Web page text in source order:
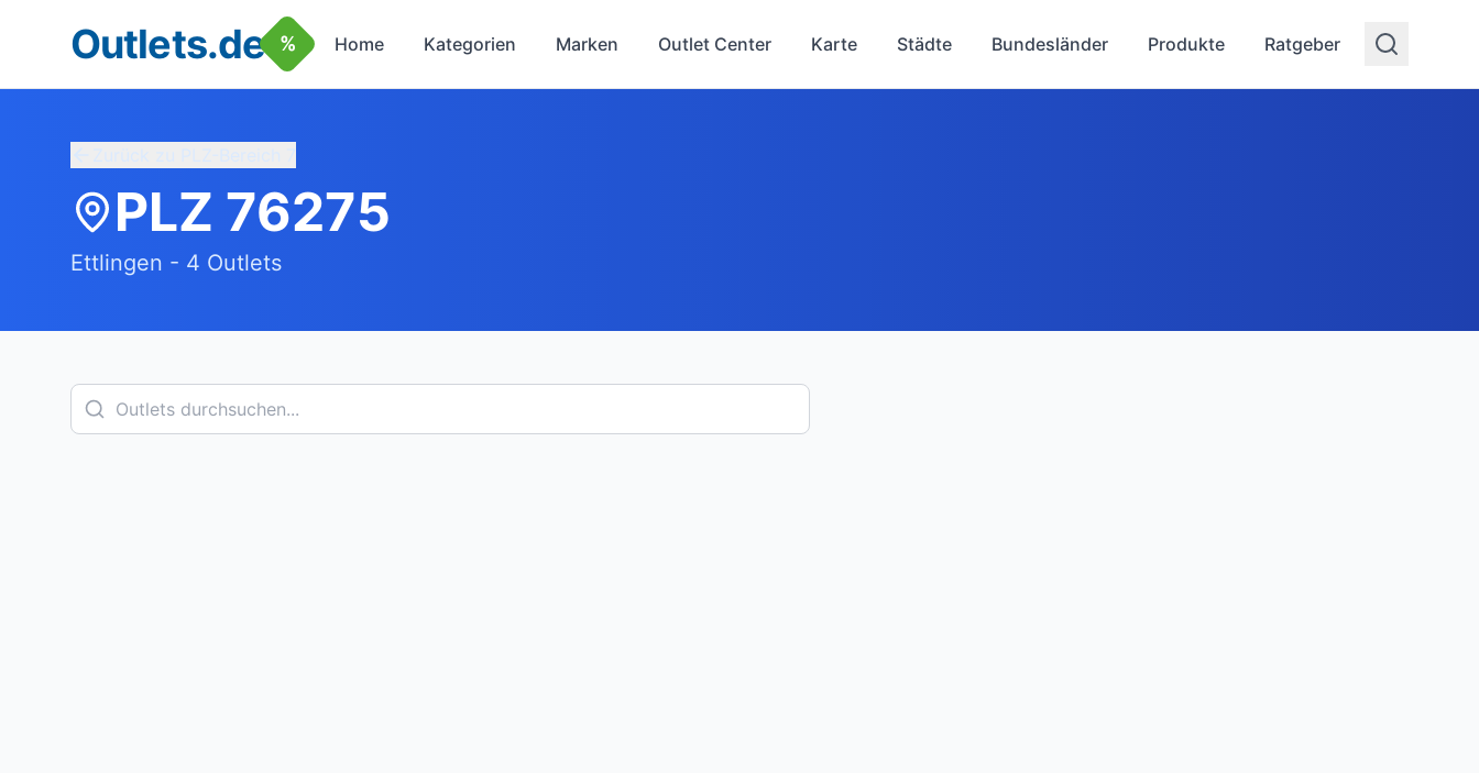
Outlets.de % Home Kategorien Marken Outlet Center Karte Städte Bundesländer Produkte Ratgeber
PLZ 76275
Ettlingen - 4 Outlets